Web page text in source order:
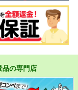
品の専門店